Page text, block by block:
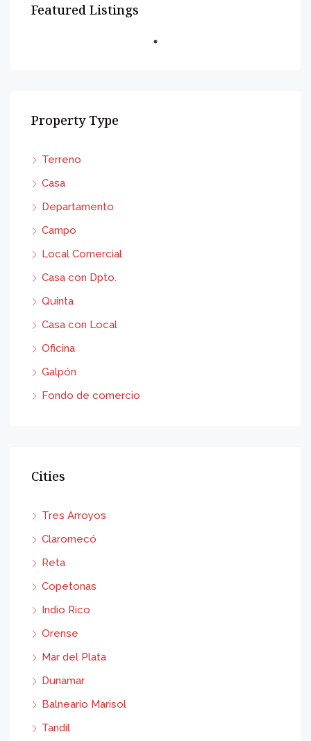
Featured Listings
Property Type
Terreno
Casa
Departamento
Campo
Local Comercial
Casa con Dpto.
Quinta
Casa con Local
Oficina
Galpón
Fondo de comercio
Cities
Tres Arroyos
Claromecó
Reta
Copetonas
Indio Rico
Orense
Mar del Plata
Dunamar
Balneario Marisol
Tandil